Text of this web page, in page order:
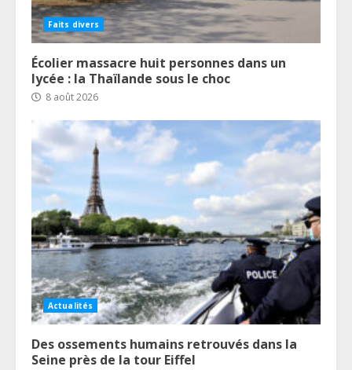
Faits divers
Écolier massacre huit personnes dans un
lycée : la Thaïlande sous le choc
8 août 2026
Actualités
Des ossements humains retrouvés dans la
Seine près de la tour Eiffel